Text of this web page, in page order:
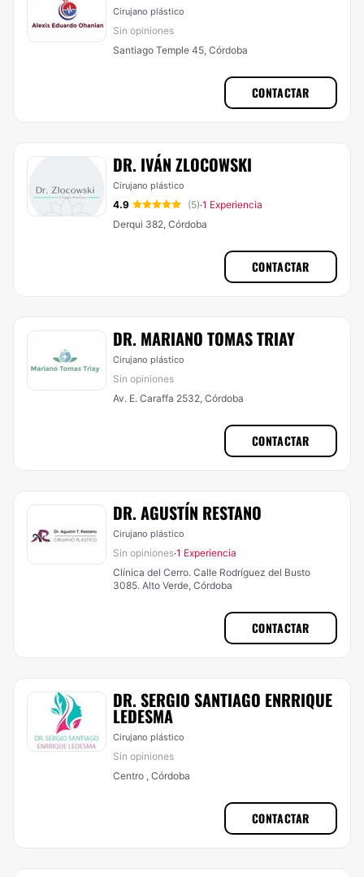
Cirujano plástico
Sin opiniones
Santiago Temple 45, Córdoba
CONTACTAR
DR. IVÁN ZLOCOWSKI
Cirujano plástico
4.9 (5)·1 Experiencia
Derqui 382, Córdoba
CONTACTAR
DR. MARIANO TOMAS TRIAY
Cirujano plástico
Sin opiniones
Av. E. Caraffa 2532, Córdoba
CONTACTAR
DR. AGUSTÍN RESTANO
Cirujano plástico
Sin opiniones·1 Experiencia
Clínica del Cerro. Calle Rodríguez del Busto
3085. Alto Verde, Córdoba
CONTACTAR
DR. SERGIO SANTIAGO ENRRIQUE
LEDESMA
Cirujano plástico
Sin opiniones
Centro , Córdoba
CONTACTAR